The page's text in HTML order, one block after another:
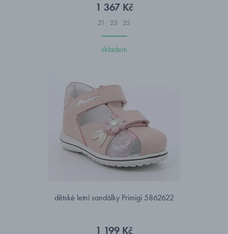
1 367 Kč
21 23 25
skladem
dětské letní sandálky Primigi 5862622
1 199 Kč